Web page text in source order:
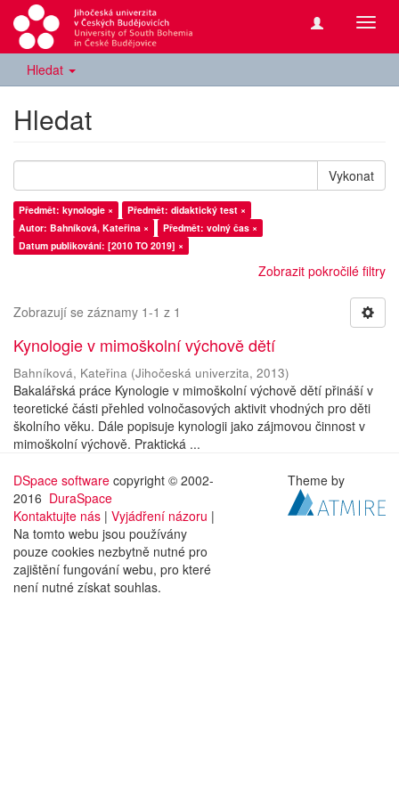
Hledat
Hledat
Vykonat
Předmět: kynologie ×
Předmět: didaktický test ×
Autor: Bahníková, Kateřina ×
Předmět: volný čas ×
Datum publikování: [2010 TO 2019] ×
Zobrazit pokročilé filtry
Zobrazují se záznamy 1-1 z 1
Kynologie v mimoškolní výchově dětí
Bahníková, Kateřina (Jihočeská univerzita, 2013)
Bakalářská práce Kynologie v mimoškolní výchově dětí přináší v
teoretické části přehled volnočasových aktivit vhodných pro děti
školního věku. Dále popisuje kynologii jako zájmovou činnost v
mimoškolní výchově. Praktická ...
DSpace software copyright © 2002-
2016 DuraSpace
Kontaktujte nás | Vyjádření názoru |
Na tomto webu jsou používány
pouze cookies nezbytně nutné pro
zajištění fungování webu, pro které
není nutné získat souhlas.
Theme by